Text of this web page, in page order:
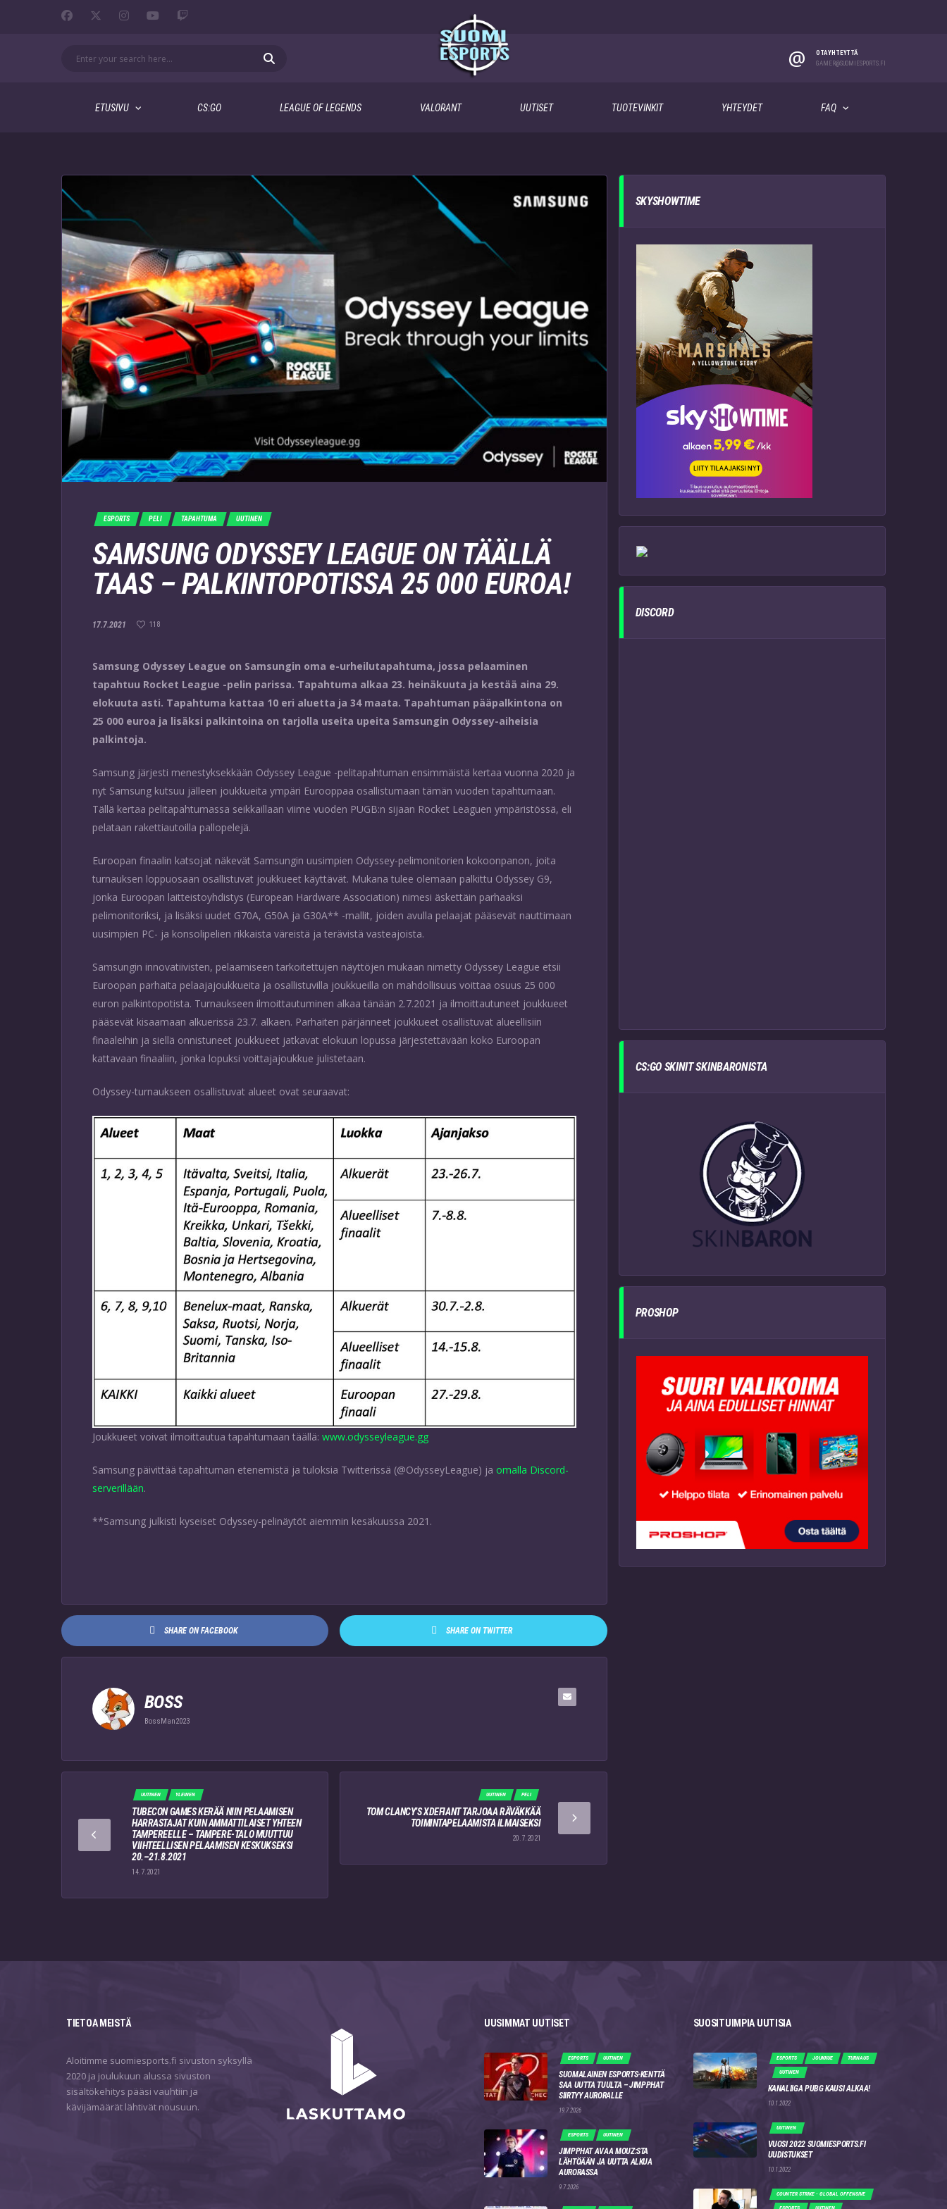
@
OTA YHTEYTTÄ
GAMER@SUOMIESPORTS.FI
ETUSIVU CS:GO LEAGUE OF LEGENDS VALORANT UUTISET TUOTEVINKIT YHTEYDET FAQ
ESPORTS PELI TAPAHTUMA UUTINEN
SAMSUNG ODYSSEY LEAGUE ON TÄÄLLÄ
TAAS – PALKINTOPOTISSA 25 000 EUROA!
17.7.2021 118
Samsung Odyssey League on Samsungin oma e-urheilutapahtuma, jossa pelaaminen
tapahtuu Rocket League -pelin parissa. Tapahtuma alkaa 23. heinäkuuta ja kestää aina 29.
elokuuta asti. Tapahtuma kattaa 10 eri aluetta ja 34 maata. Tapahtuman pääpalkintona on
25 000 euroa ja lisäksi palkintoina on tarjolla useita upeita Samsungin Odyssey-aiheisia
palkintoja.
Samsung järjesti menestyksekkään Odyssey League -pelitapahtuman ensimmäistä kertaa vuonna 2020 ja
nyt Samsung kutsuu jälleen joukkueita ympäri Eurooppaa osallistumaan tämän vuoden tapahtumaan.
Tällä kertaa pelitapahtumassa seikkaillaan viime vuoden PUGB:n sijaan Rocket Leaguen ympäristössä, eli
pelataan rakettiautoilla pallopelejä.
Euroopan finaalin katsojat näkevät Samsungin uusimpien Odyssey-pelimonitorien kokoonpanon, joita
turnauksen loppuosaan osallistuvat joukkueet käyttävät. Mukana tulee olemaan palkittu Odyssey G9,
jonka Euroopan laitteistoyhdistys (European Hardware Association) nimesi äskettäin parhaaksi
pelimonitoriksi, ja lisäksi uudet G70A, G50A ja G30A** -mallit, joiden avulla pelaajat pääsevät nauttimaan
uusimpien PC- ja konsolipelien rikkaista väreistä ja terävistä vasteajoista.
Samsungin innovatiivisten, pelaamiseen tarkoitettujen näyttöjen mukaan nimetty Odyssey League etsii
Euroopan parhaita pelaajajoukkueita ja osallistuvilla joukkueilla on mahdollisuus voittaa osuus 25 000
euron palkintopotista. Turnaukseen ilmoittautuminen alkaa tänään 2.7.2021 ja ilmoittautuneet joukkueet
pääsevät kisaamaan alkuerissä 23.7. alkaen. Parhaiten pärjänneet joukkueet osallistuvat alueellisiin
finaaleihin ja siellä onnistuneet joukkueet jatkavat elokuun lopussa järjestettävään koko Euroopan
kattavaan finaaliin, jonka lopuksi voittajajoukkue julistetaan.
Odyssey-turnaukseen osallistuvat alueet ovat seuraavat:
Joukkueet voivat ilmoittautua tapahtumaan täällä: www.odysseyleague.gg
Samsung päivittää tapahtuman etenemistä ja tuloksia Twitterissä (@OdysseyLeague) ja omalla Discord-
serverillään.
**Samsung julkisti kyseiset Odyssey-pelinäytöt aiemmin kesäkuussa 2021.
SHARE ON FACEBOOK SHARE ON TWITTER
BOSS
BossMan2023
UUTINEN YLEINEN
TUBECON GAMES KERÄÄ NIIN PELAAMISEN
HARRASTAJAT KUIN AMMATTILAISET YHTEEN
TAMPEREELLE – TAMPERE-TALO MUUTTUU
VIIHTEELLISEN PELAAMISEN KESKUKSEKSI
20.–21.8.2021
14.7.2021
PELI
UUTINEN
TOM CLANCY’S XDEFIANT TARJOAA RÄVÄKKÄÄ
TOIMINTAPELAAMISTA ILMAISEKSI
20.7.2021
SKYSHOWTIME
DISCORD
CS:GO SKINIT SKINBARONISTA
PROSHOP
TIETOA MEISTÄ
Aloitimme suomiesports.fi sivuston syksyllä
2020 ja joulukuun alussa sivuston
sisältökehitys pääsi vauhtiin ja
kävijämäärät lähtivät nousuun.
UUSIMMAT UUTISET
ESPORTS UUTINEN
SUOMALAINEN ESPORTS-KENTTÄ
SAA UUTTA TUULTA – JIMPPHAT
SIIRTYY AURORALLE
19.7.2026
ESPORTS UUTINEN
JIMPPHAT AVAA MOUZ:STA
LÄHTÖÄÄN JA UUTTA ALKUA
AURORASSA
9.7.2026
SUOSITUIMPIA UUTISIA
ESPORTS JOUKKUE TURNAUS
UUTINEN
KANALIIGA PUBG KAUSI ALKAA!
10.1.2022
UUTINEN
VUOSI 2022 SUOMIESPORTS.FI
UUDISTUKSET
10.1.2022
COUNTER STRIKE - GLOBAL OFFENSIVE